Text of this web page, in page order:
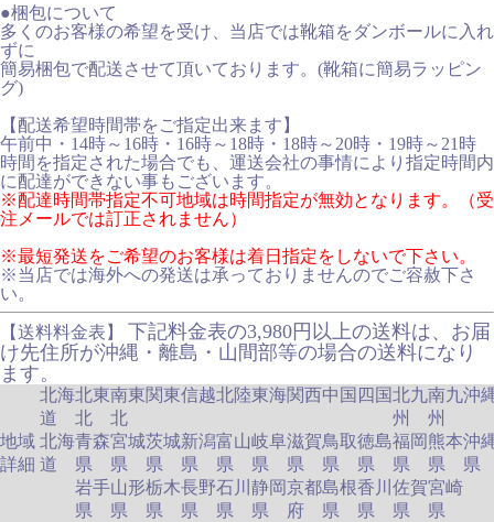
●梱包について
多くのお客様の希望を受け、当店では靴箱をダンボールに入れ
ずに
簡易梱包で配送させて頂いております。(靴箱に簡易ラッピン
グ)
【配送希望時間帯をご指定出来ます】
午前中・14時～16時・16時～18時・18時～20時・19時～21時
時間を指定された場合でも、運送会社の事情により指定時間内
に配達ができない事もございます。
※配達時間帯指定不可地域は時間指定が無効となります。（受
注メールでは訂正されません）
※最短発送をご希望のお客様は着日指定をしないで下さい。
※当店では海外への発送は承っておりませんのでご容赦下さ
い。
【送料料金表】
下記料金表の3,980円以上の送料は、お届
け先住所が沖縄・離島・山間部等の場合の送料になり
ます。
北海
道
北東
北
南東
北
関東信越北陸東海関西中国 四国北九
州
南九
州
沖
地域
詳細
北海
道
青森
県
岩手
県
宮城
県
山形
県
茨城
県
栃木
県
新潟
県
長野
県
富山
県
石川
県
岐阜
県
静岡
県
滋賀
県
京都
府
鳥取
県
島根
県
徳島
県
香川
県
福岡
県
佐賀
県
熊本
県
宮崎
県
沖